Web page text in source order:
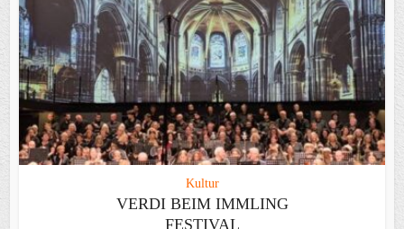
Kultur
VERDI BEIM IMMLING
FESTIVAL